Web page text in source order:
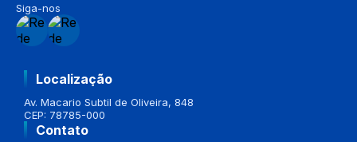
Siga-nos
Localização
Av. Macario Subtil de Oliveira, 848
CEP: 78785-000
Contato